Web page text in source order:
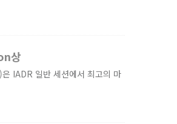
상
IADR 일반 세션에서 최고의 마